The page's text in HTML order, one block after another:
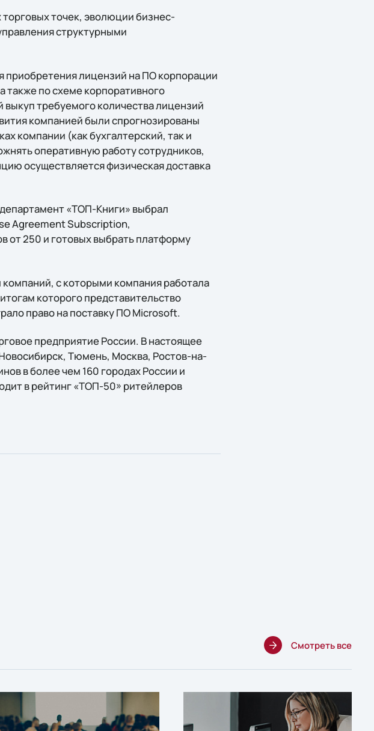
точек, эволюции бизнес-
структурными
приобретения лицензий на ПО корпорации
по схеме корпоративного
требуемого количества лицензий
компанией были спрогнозированы
компании (как бухгалтерский, так и
оперативную работу сотрудников,
осуществляется физическая доставка
«ТОП-Книги» выбрал
Agreement Subscription,
от 250 и готовых выбрать платформу
с которыми компания работала
которого представительство
право на поставку ПО Microsoft.
предприятие России. В настоящее
Тюмень, Москва, Ростов-на-
в более чем 160 городах России и
в рейтинг «ТОП-50» ритейлеров
Смотреть все